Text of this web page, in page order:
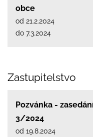
obce
od 21.2.2024
do 7.3.2024
Zastupitelstvo
Pozvánka -
3/2024
od 19.8.2024